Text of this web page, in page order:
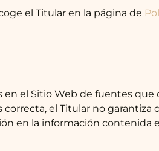
el Titular en la página de
el Sitio Web de fuentes que
el Titular no garantiza
en la información contenida